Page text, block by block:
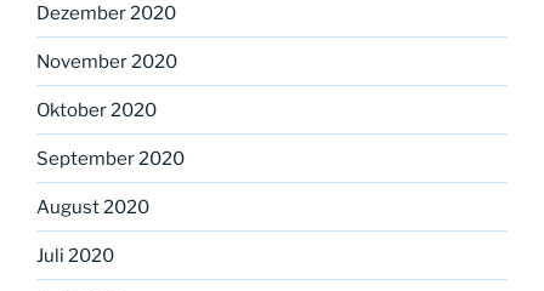
Dezember 2020
November 2020
Oktober 2020
September 2020
August 2020
Juli 2020